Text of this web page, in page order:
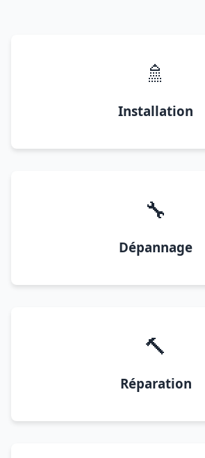
🚿
Installation
🔧
Dépannage
🔨
Réparation